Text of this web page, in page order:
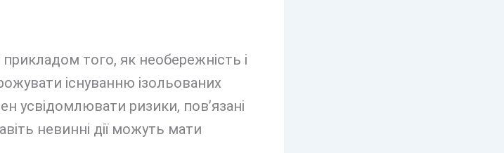
того, як необережність і
існуванню ізольованих
усвідомлювати ризики, пов’язані
невинні дії можуть мати